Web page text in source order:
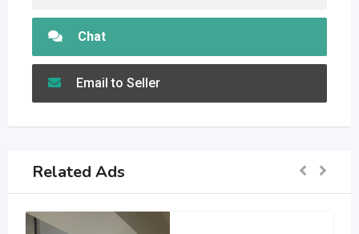
Chat
Email to Seller
Related Ads